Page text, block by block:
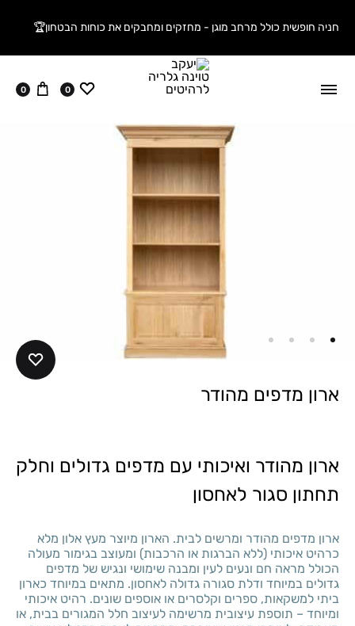
חניה חופשית כולל מרחב מוגן - מחזקים ומחבקים את כוחות הבטחון🏆
ווישליסט
0 עגלה
0
ארון מדפים מהודר
ארון מהודר ואיכותי עם מדפים גדולים וחלק
תחתון סגור לאחסון
ארון מדפים מהודר ומרשים לבית. הארון מיוצר מעץ אלון מלא
כרהיט איכותי (ללא הברגות או הרכבות) ומעוצב בגימור מעולה
הכולל מראה חם ונעים לעין ומבנה שימושי ונגיש של מדפים
גדולים במיוחד ודלת סגורה גדולה לאחסון. מתאים במיוחד כארון
ביתי למשקאות, ספרים וקלסרים או אוספים שונים. רהיט איכותי
ומיוחד – תוספת עיצובית מרשימה לעיצוב חלל המגורים בבית, או